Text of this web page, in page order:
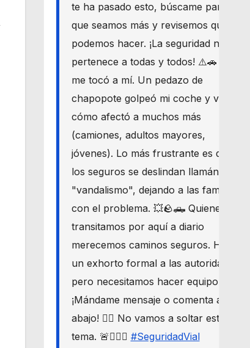
te ha pasado esto, búscame para
que seamos más y revisemos qué
podemos hacer. ¡La seguridad nos
pertenece a todas y todos! ⚠️🚗 Hoy
me tocó a mí. Un pedazo de
chapopote golpeó mi coche y vi
cómo afectó a muchos más
(camiones, adultos mayores,
jóvenes). Lo más frustrante es que
los seguros se deslindan llamándolo
"vandalismo", dejando a las familias
con el problema. 💥🪨🛻 Quienes
transitamos por aquí a diario
merecemos caminos seguros. Haré
un exhorto formal a las autoridades,
pero necesitamos hacer equipo. 🛣️🔒
¡Mándame mensaje o comenta aquí
abajo! 👇🏼 No vamos a soltar este
tema. 🚨🙋🏾‍♂️ #SeguridadVial